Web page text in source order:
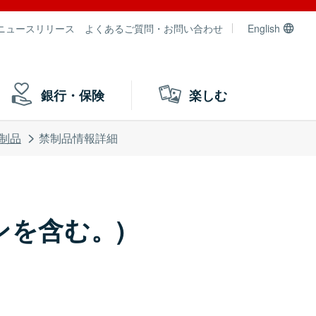
ュースリリース よくあるご質問・お問い合わせ English
銀行・保険 楽しむ
品 禁制品情報詳細
を含む。)